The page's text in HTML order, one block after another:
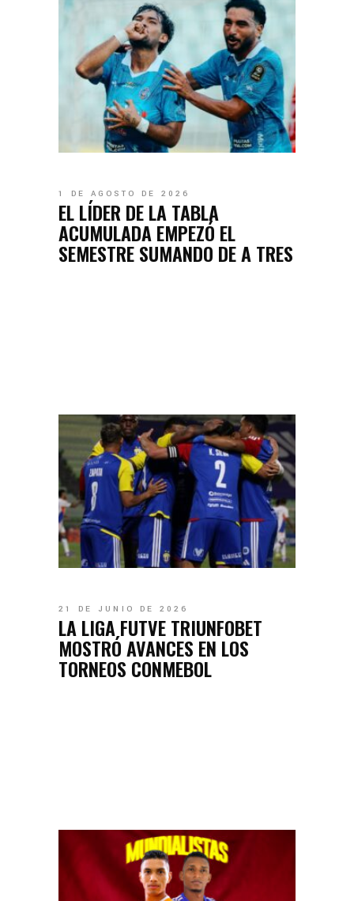
1 DE AGOSTO DE 2026
EL LÍDER DE LA TABLA
ACUMULADA EMPEZÓ EL
SEMESTRE SUMANDO DE A TRES
21 DE JUNIO DE 2026
LA LIGA FUTVE TRIUNFOBET
MOSTRÓ AVANCES EN LOS
TORNEOS CONMEBOL